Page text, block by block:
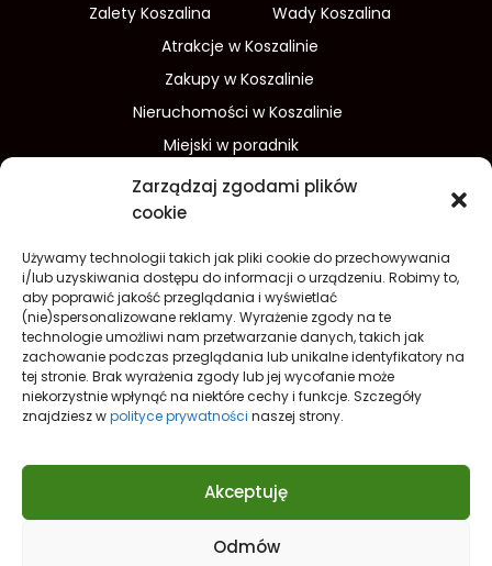
Zarządzaj zgodami plików
cookie
Używamy technologii takich jak pliki cookie do przechowywania
i/lub uzyskiwania dostępu do informacji o urządzeniu. Robimy to,
aby poprawić jakość przeglądania i wyświetlać
(nie)spersonalizowane reklamy. Wyrażenie zgody na te
technologie umożliwi nam przetwarzanie danych, takich jak
zachowanie podczas przeglądania lub unikalne identyfikatory na
tej stronie. Brak wyrażenia zgody lub jej wycofanie może
niekorzystnie wpłynąć na niektóre cechy i funkcje. Szczegóły
znajdziesz wpolityce prywatności naszej strony.
Akceptuję
Odmów
Zalety Koszalina
Wady Koszalina
Atrakcje w Koszalinie
Zakupy w Koszalinie
Nieruchomości w Koszalinie
Miejski w poradnik
Wydarzenia w Koszalinie
Sport w Koszalinie
Finanse i inwestycje
Dom i ogród
Turystyka
Lifestyle
O nas
Redakcja
Reklama
Kontakt
Prywatność
Polityka prywatności Cookies (EU)